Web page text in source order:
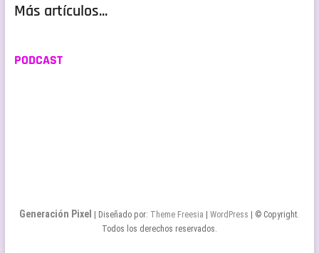
Más artículos...
PODCAST
Generación Pixel | Diseñado por: Theme Freesia |WordPress | © Copyright.
Todos los derechos reservados.